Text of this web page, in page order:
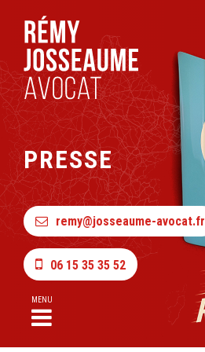
PRESSE
remy@josseaume-avocat.fr
06 15 35 35 52
MENU